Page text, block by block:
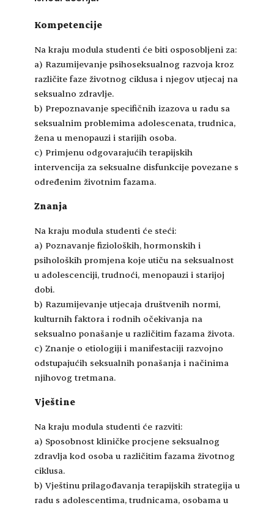
Kompetencije
Na kraju modula studenti će biti osposobljeni za:
a) Razumijevanje psihoseksualnog razvoja kroz
različite faze životnog ciklusa i njegov utjecaj na
seksualno zdravlje.
b) Prepoznavanje specifičnih izazova u radu sa
seksualnim problemima adolescenata, trudnica,
žena u menopauzi i starijih osoba.
c) Primjenu odgovarajućih terapijskih
intervencija za seksualne disfunkcije povezane s
određenim životnim fazama.
Znanja
Na kraju modula studenti će steći:
a) Poznavanje fizioloških, hormonskih i
psiholoških promjena koje utiču na seksualnost
u adolescenciji, trudnoći, menopauzi i starijoj
dobi.
b) Razumijevanje utjecaja društvenih normi,
kulturnih faktora i rodnih očekivanja na
seksualno ponašanje u različitim fazama života.
c) Znanje o etiologiji i manifestaciji razvojno
odstupajućih seksualnih ponašanja i načinima
njihovog tretmana.
Vještine
Na kraju modula studenti će razviti:
a) Sposobnost kliničke procjene seksualnog
zdravlja kod osoba u različitim fazama životnog
ciklusa.
b) Vještinu prilagođavanja terapijskih strategija u
radu s adolescentima, trudnicama, osobama u